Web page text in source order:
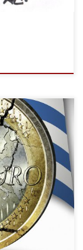
en el
respaldado por
180 apoyos
Andonis Samarás
la situación